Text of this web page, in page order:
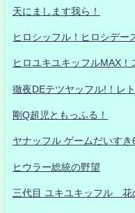
天にまします我ら！
ヒロシッフル！ヒロシデー
ヒロユキユキッフルMAX！
徹夜DEテツヤッフル!！レ
剛Q超児ともっふる！
ヤナッフル ゲームだいすき
ヒウラー総統の野望
三代目 ユキユキッフル 花